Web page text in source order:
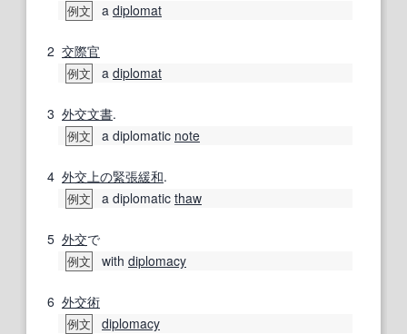
例文 a diplomat
2 交際官
例文 a diplomat
3 外交文書.
例文 a diplomatic note
4 外交上の緊張緩和.
例文 a diplomatic thaw
5 外交で
例文 with diplomacy
6 外交術
例文 diplomacy